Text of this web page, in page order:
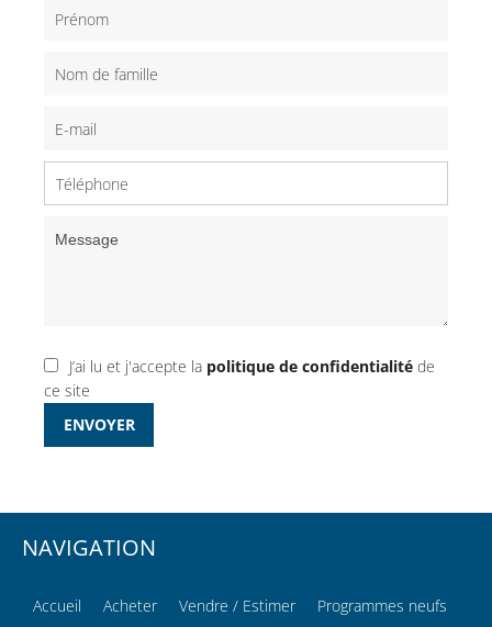
J’ai lu et j'accepte la politique de confidentialité de
ce site
ENVOYER
NAVIGATION
Accueil Acheter Vendre / Estimer Programmes neufs